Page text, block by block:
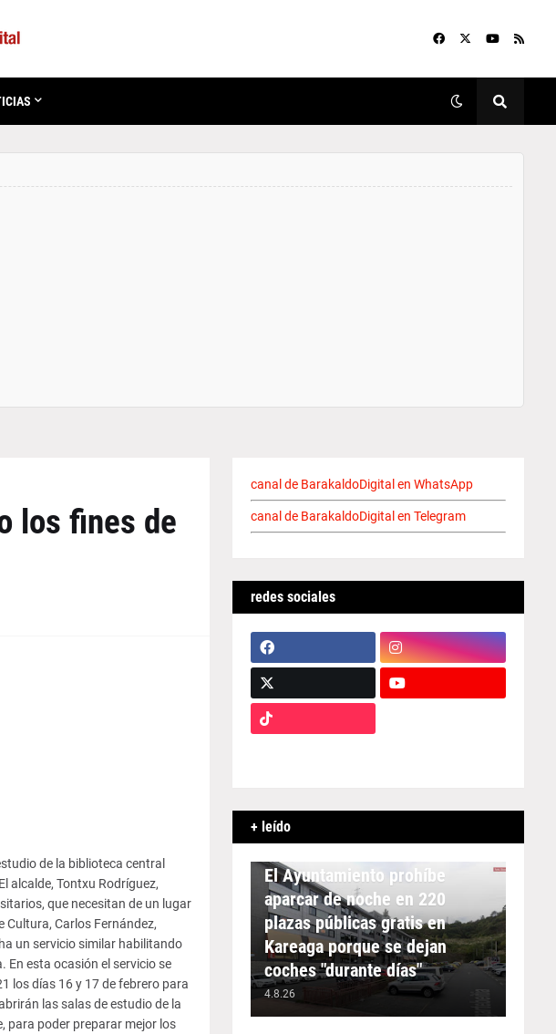
los fines de
de la biblioteca central
El alcalde, Tontxu Rodríguez,
que necesitan de un lugar
Cultura, Carlos Fernández,
un servicio similar habilitando
esta ocasión el servicio se
los días 16 y 17 de febrero para
las salas de estudio de la
para poder preparar mejor los
canal de BarakaldoDigital en WhatsApp
canal de BarakaldoDigital en Telegram
redes sociales
+ leído
APARCAMIENTO
El Ayuntamiento prohíbe
aparcar de noche en 220
plazas públicas gratis en
Kareaga porque se dejan
coches "durante días"
4.8.26